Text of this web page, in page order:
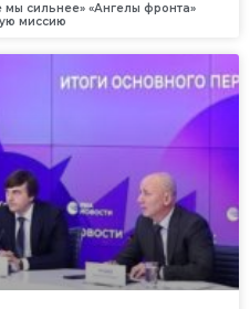
сильнее» «Ангелы фронта»
миссию